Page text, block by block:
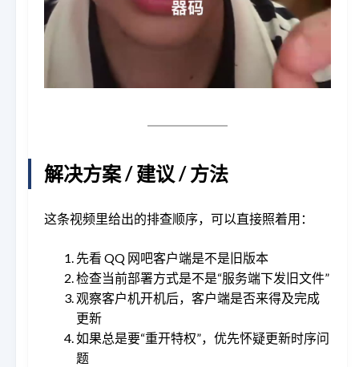
解决方案 / 建议 / 方法
这条视频里给出的排查顺序，可以直接照着用：
先看 QQ 网吧客户端是不是旧版本
检查当前部署方式是不是“服务端下发旧文件”
观察客户机开机后，客户端是否来得及完成
更新
如果总是要“重开特权”，优先怀疑更新时序问
题